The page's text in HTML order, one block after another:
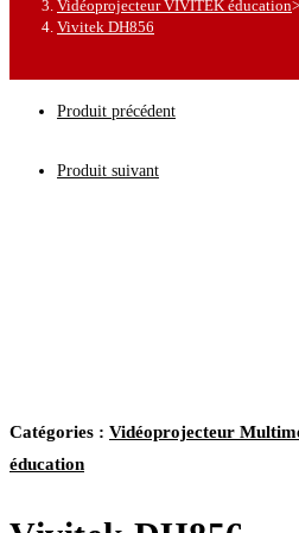
Vidéoprojecteur VIVITEK éducation>
Vivitek DH856
Produit précédent
Produit suivant
Catégories : Vidéoprojecteur
éducation